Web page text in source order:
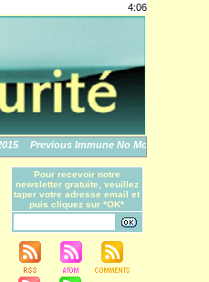
4:06
Previous Immune No More: An Apple
Pour recevoir notre
newsletter gratuite, veuillez
taper votre adresse email et
puis cliquez sur *OK*